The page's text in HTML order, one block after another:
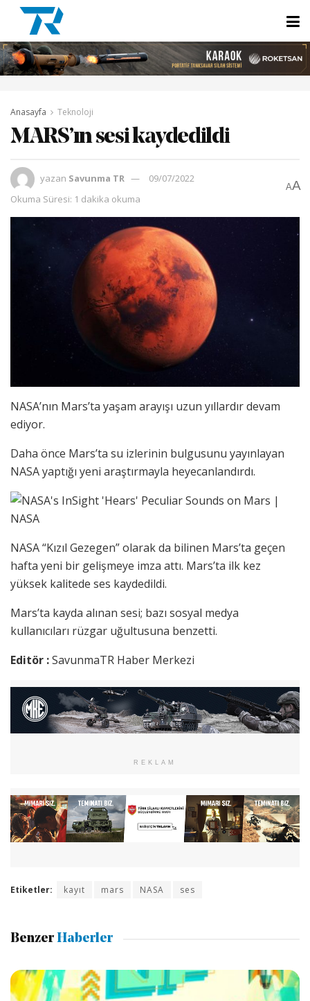
Anasayfa Teknoloji
MARS’ın sesi kaydedildi
yazan Savunma TR
09/07/2022
Okuma Süresi: 1 dakika okuma
AA
NASA’nın Mars’ta yaşam arayışı uzun yıllardır devam
ediyor.
Daha önce Mars’ta su izlerinin bulgusunu yayınlayan
NASA yaptığı yeni araştırmayla heyecanlandırdı.
NASA “Kızıl Gezegen” olarak da bilinen Mars’ta geçen
hafta yeni bir gelişmeye imza attı. Mars’ta ilk kez
yüksek kalitede ses kaydedildi.
Mars’ta kayda alınan sesi; bazı sosyal medya
kullanıcıları rüzgar uğultusuna benzetti.
Editör :SavunmaTR Haber Merkezi
REKLAM
Etiketler: kayıt mars NASA ses
Benzer Haberler